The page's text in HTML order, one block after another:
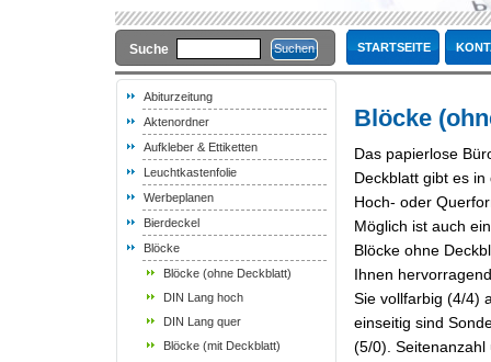
Suche STARTSEITE
Abiturzeitung
Aktenordner
Aufkleber & Ettiketten
Leuchtkastenfolie
Werbeplanen
Bierdeckel
Blöcke
Blöcke (ohne Deckblatt)
DIN Lang hoch
DIN Lang quer
Blöcke (mit Deckblatt)
Blöcke
Das papierlose
Deckblatt gibt es
Hoch- oder
Möglich ist auch
Blöcke ohne
Ihnen
Sie vollfarbig (4/4)
einseitig sind
(5/0). Seitenanzahl